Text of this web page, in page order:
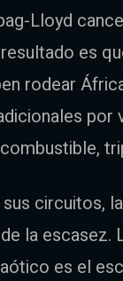
Lloyd
es
rodear
por
circuitos,
la escasez.
es el